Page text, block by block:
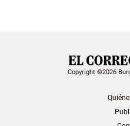
Copyright ©2026